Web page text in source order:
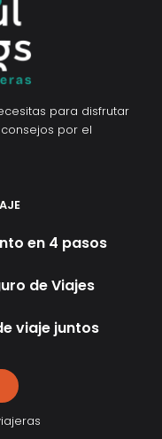
para disfrutar
por el
en 4 pasos
de Viajes
viaje juntos